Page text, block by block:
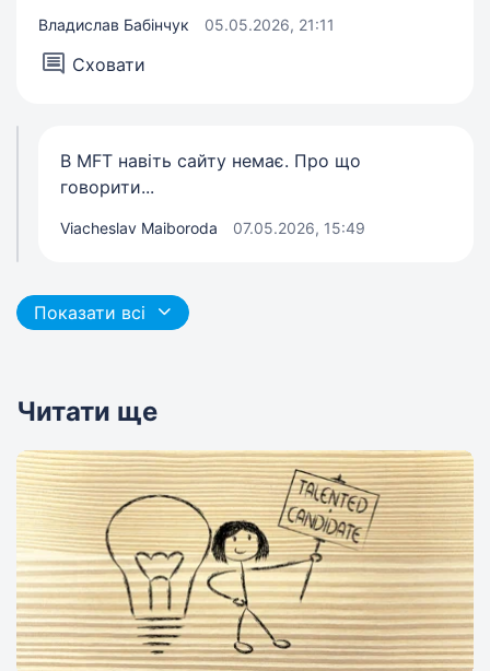
Владислав Бабінчук 05.05.2026, 21:11
Сховати
В MFT навіть сайту немає. Про що
говорити...
Viacheslav Maiboroda 07.05.2026, 15:49
Показати всі
Читати ще